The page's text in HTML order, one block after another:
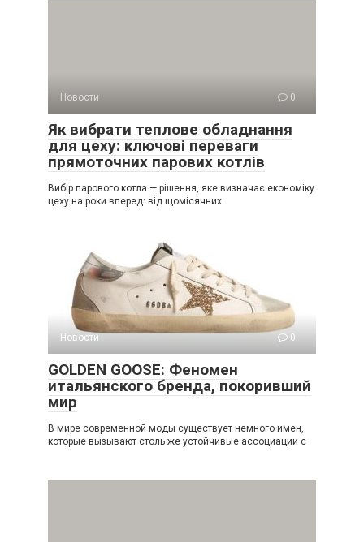
Новости 0
Як вибрати теплове обладнання
для цеху: ключові переваги
прямоточних парових котлів
Вибір парового котла — рішення, яке визначає економіку
цеху на роки вперед: від щомісячних
Новости 0
GOLDEN GOOSE: Феномен
итальянского бренда, покоривший
мир
В мире современной моды существует немного имен,
которые вызывают столь же устойчивые ассоциации с